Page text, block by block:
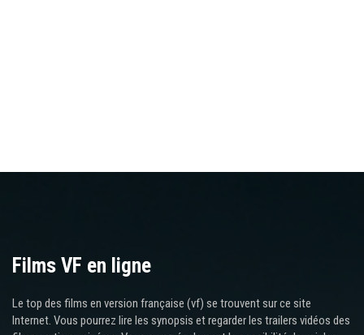
Films VF en ligne
Le top des films en version française (vf) se trouvent sur ce site
Internet. Vous pourrez lire les synopsis et regarder les trailers vidéos des